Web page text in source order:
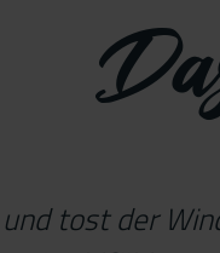
tost der